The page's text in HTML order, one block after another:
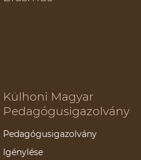
Külhoni Magyar
Pedagógusigazolvány
Pedagógusigazolvány
Igénylése